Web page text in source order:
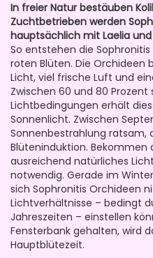
In freier Natur bestäuben
Zuchtbetrieben werden
hauptsächlich mit Laelia
So entstehen die
roten Blüten. Die Orchideen
Licht, viel frische Luft und
Zwischen 60 und 80 Prozent
Lichtbedingungen erhält
Sonnenlicht. Zwischen
Sonnenbestrahlung ratsam,
Blüteninduktion. Bekommen
ausreichend natürliches
notwendig. Gerade im
sich Sophronitis Orchideen
Lichtverhältnisse – bedingt
Jahreszeiten – einstellen
Fensterbank gehalten, wird
Hauptblütezeit.